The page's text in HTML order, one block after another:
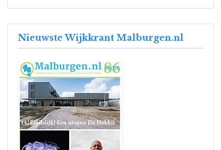
Nieuwste Wijkkrant Malburgen.nl